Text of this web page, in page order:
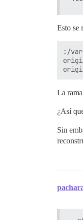
Esto se
:/
La
¿Así
Sin